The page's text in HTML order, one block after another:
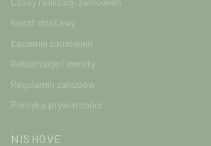
Koszt dostawy
Łączenie zamówień
Reklamacje i zwroty
Regulamin zakupów
Polityka prywatności
NISHOVE